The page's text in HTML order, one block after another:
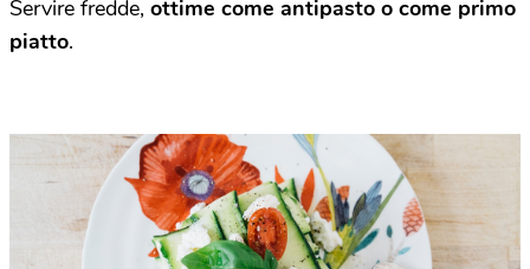
Servire fredde, ottime come antipasto o come primo
piatto.